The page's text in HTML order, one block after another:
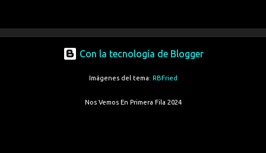
Con la tecnología de Blogger
Imágenes del tema: RBFried
Nos Vemos En Primera Fila 2024